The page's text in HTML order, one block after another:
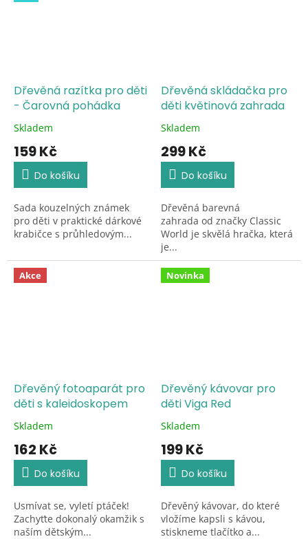
Dřevěná razítka pro děti
- Čarovná pohádka
Průměrné
hodnocení
produktu
5,0
5
hvězdiček.
Skladem
159 Kč
Do košíku
Sada kouzelných známek
pro děti v praktické dárkové
krabičce s průhledovým...
Dřevěná skládačka pro
děti květinová zahrada
Průměrné
hodnocení
produktu
5,0
5
hvězdiček.
Skladem
299 Kč
Do košíku
Dřevěná barevná
zahrada od značky Classic
World je skvělá hračka, která
je...
Akce
Dřevěný fotoaparát pro
děti s kaleidoskopem
Průměrné
hodnocení
produktu
4,7
5
hvězdiček.
Skladem
162 Kč
Do košíku
Usmívat se, vyletí ptáček!
Zachyťte dokonalý okamžik s
naším dětským...
Novinka
Dřevěný kávovar pro
děti Viga Red
Průměrné
hodnocení
produktu
5,0
5
hvězdiček.
Skladem
199 Kč
Do košíku
Dřevěný kávovar, do které
vložíme kapsli s kávou,
stiskneme tlačítko a...